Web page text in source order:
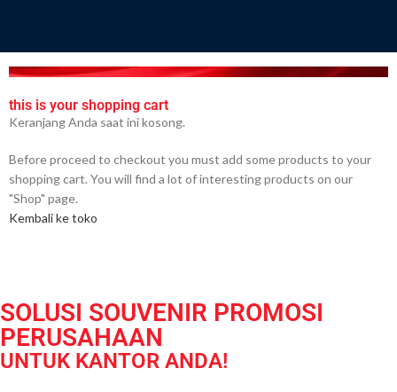
this is your shopping cart
Keranjang Anda saat ini kosong.
Before proceed to checkout you must add some products to your
shopping cart. You will find a lot of interesting products on our
"Shop" page.
Kembali ke toko
SOLUSI SOUVENIR PROMOSI
PERUSAHAAN
UNTUK KANTOR ANDA!